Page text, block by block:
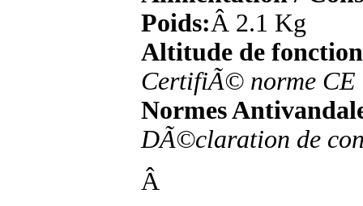
Poids:Â 2.1 Kg
Altitude de
CertifiÃ© norme CE
Normes
DÃ©claration de
Â